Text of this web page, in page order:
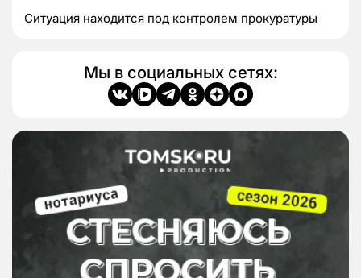
Ситуация находится под контролем прокуратуры
Мы в социальных сетях: